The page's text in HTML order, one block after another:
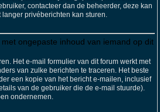
contacteer dan de beheerder, deze kan
privéberichten kan sturen.
ongepaste inhoud van iemand op dit
Het e-mail formulier van dit forum werkt met
van zulke berichten te traceren. Het beste
een kopie van het bericht e-mailen, inclusief
van de gebruiker die de e-mail stuurde).
ondernemen.